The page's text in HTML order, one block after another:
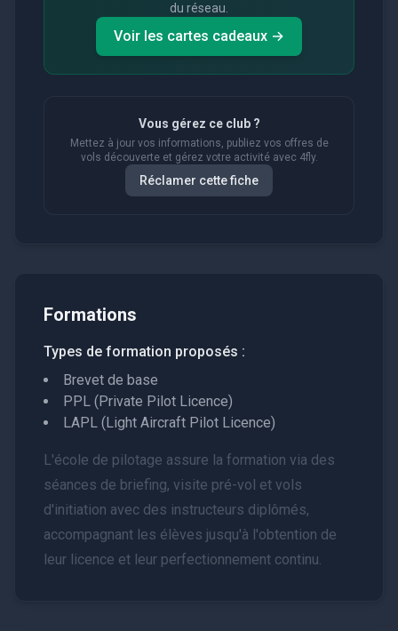
du réseau.
Voir les cartes cadeaux →
Vous gérez ce club ?
Mettez à jour vos informations, publiez vos offres de
vols découverte et gérez votre activité avec 4fly.
Réclamer cette fiche
Formations
Types de formation proposés :
Brevet de base
PPL (Private Pilot Licence)
LAPL (Light Aircraft Pilot Licence)
L'école de pilotage assure la formation via des
séances de briefing, visite pré-vol et vols
d'initiation avec des instructeurs diplômés,
accompagnant les élèves jusqu'à l'obtention de
leur licence et leur perfectionnement continu.